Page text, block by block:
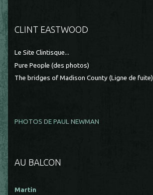
CLINT EASTWOOD
Le Site Clintisque...
Pure People (des photos)
The bridges of Madison County (Ligne de fuite)
PHOTOS DE PAUL NEWMAN
AU BALCON
Martin